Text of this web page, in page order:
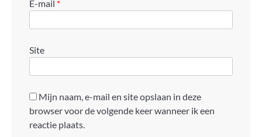
E-mail *
Site
Mijn naam, e-mail en site opslaan in deze
browser voor de volgende keer wanneer ik een
reactie plaats.